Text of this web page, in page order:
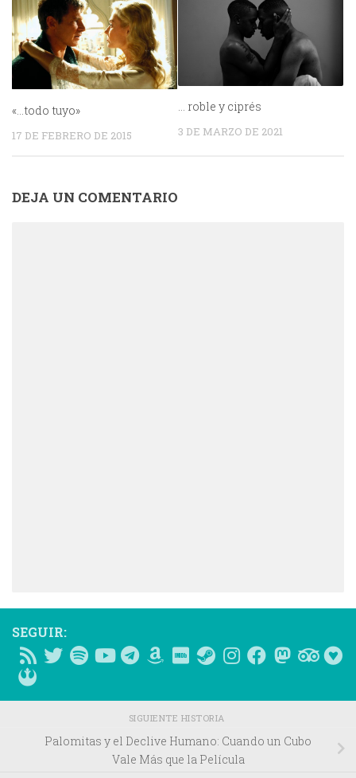
«…todo tuyo»
17 DE FEBRERO DE 2015
… roble y ciprés
3 DE MARZO DE 2021
DEJA UN COMENTARIO
SEGUIR:
SIGUIENTE HISTORIA
Palomitas y el Declive Humano: Cuando un Cubo
Vale Más que la Película